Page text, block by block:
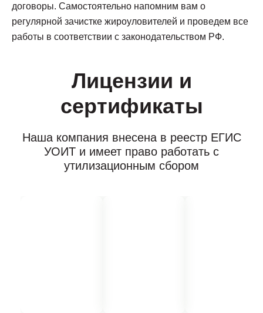
договоры. Самостоятельно напомним вам о
регулярной зачистке жироуловителей и проведем все
работы в соответствии с законодательством РФ.
Лицензии и
сертификаты
Наша компания внесена в реестр ЕГИС
УОИТ и имеет право работать с
утилизационным сбором